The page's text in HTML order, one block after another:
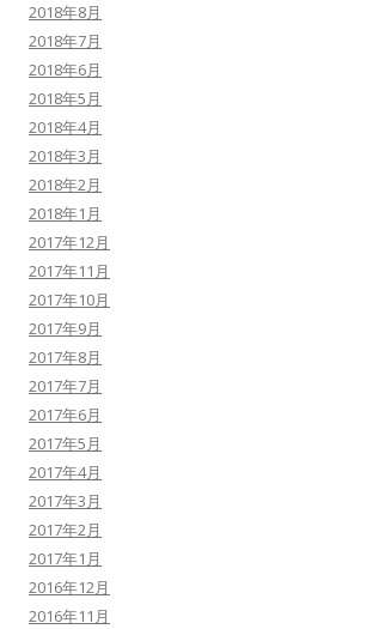
2018年8月
2018年7月
2018年6月
2018年5月
2018年4月
2018年3月
2018年2月
2018年1月
2017年12月
2017年11月
2017年10月
2017年9月
2017年8月
2017年7月
2017年6月
2017年5月
2017年4月
2017年3月
2017年2月
2017年1月
2016年12月
2016年11月